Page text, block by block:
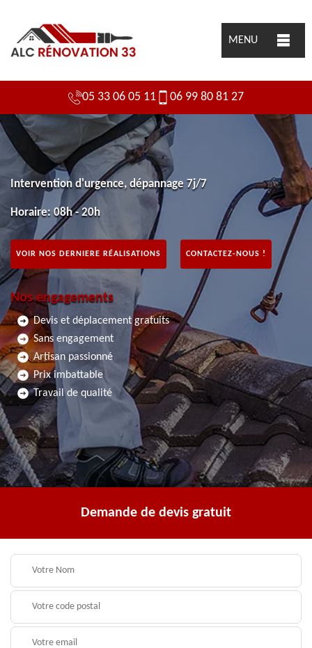
MENU
05 33 06 05 11 06 99 80 81 27
Intervention d'urgence, dépannage 7j/7
Horaire: 08h - 20h
VOIR NOS DERNIERE RÉALISATIONS CONTACTEZ-NOUS !
Nos engagements
Devis et déplacement gratuits
Sans engagement
Artisan passionné
Prix imbattable
Travail de qualité
Demande de devis gratuit